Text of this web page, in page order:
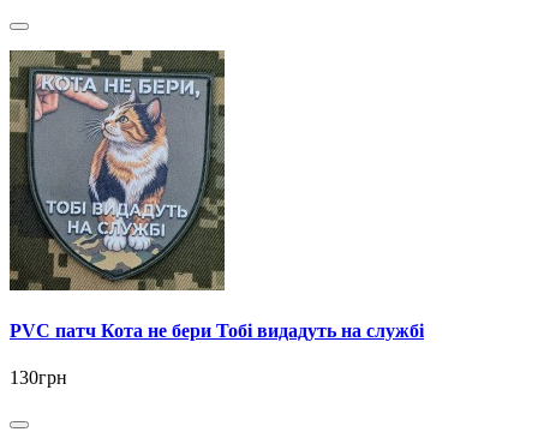
PVC патч Кота не бери Тобі видадуть на службі
130грн